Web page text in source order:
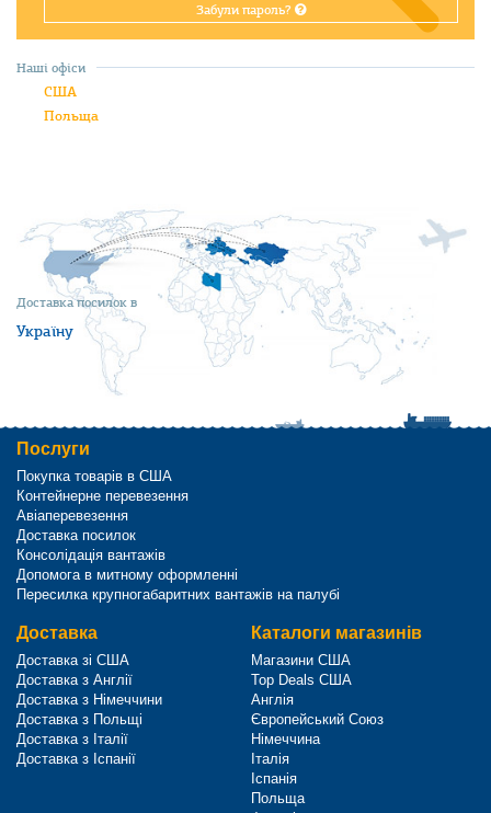
Забули пароль?
Доставка посилок в
Україну
Наші офіси
США
Польща
Послуги
Покупка товарів в США
Контейнерне перевезення
Авіаперевезення
Доставка посилок
Консолідація вантажів
Допомога в митному оформленні
Пересилка крупногабаритних вантажів на палубі
Доставка
Доставка зі США
Доставка з Англії
Доставка з Німеччини
Доставка з Польщі
Доставка з Італії
Доставка з Іспанії
Каталоги магазинів
Магазини США
Top Deals США
Англія
Європейський Союз
Німеччина
Італія
Іспанія
Польща